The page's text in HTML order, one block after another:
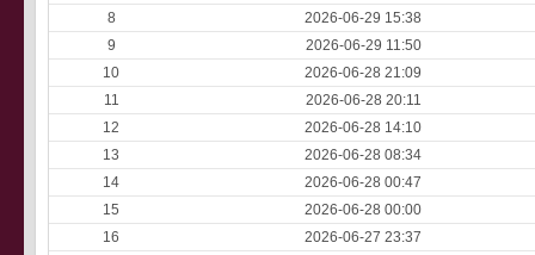
8
2026-06-29 15:38
9
2026-06-29 11:50
10
2026-06-28 21:09
11
2026-06-28 20:11
12
2026-06-28 14:10
13
2026-06-28 08:34
14
2026-06-28 00:47
15
2026-06-28 00:00
16
2026-06-27 23:37